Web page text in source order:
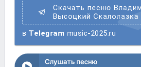
Скачать песню
Высоцкий Скалолазка
в Telegram music-2025.ru
Слушать песню